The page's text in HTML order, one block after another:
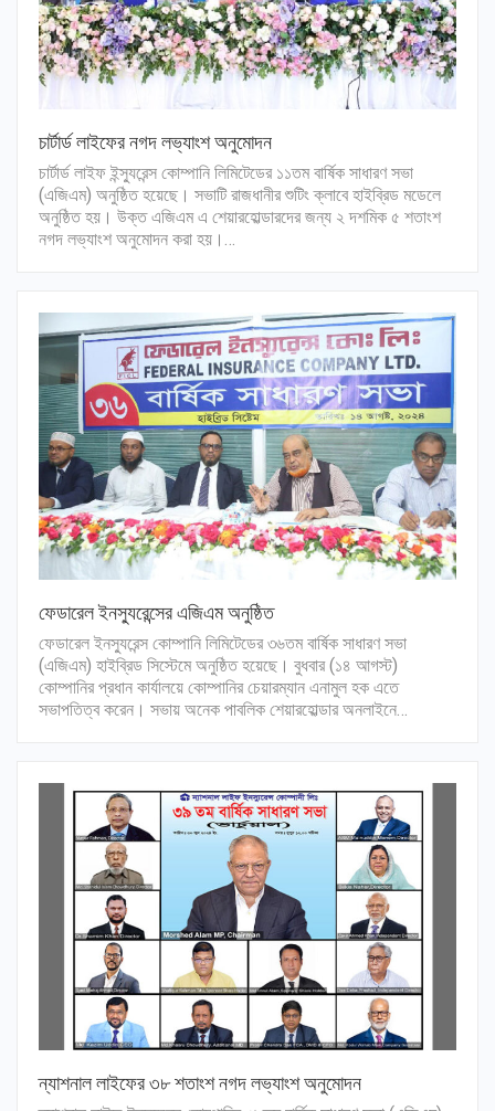
চার্টার্ড লাইফের নগদ লভ্যাংশ অনুমোদন
চার্টার্ড লাইফ ইন্স্যুরেন্স কোম্পানি লিমিটেডের ১১তম বার্ষিক সাধারণ সভা
(এজিএম) অনুষ্ঠিত হয়েছে। সভাটি রাজধানীর শুটিং ক্লাবে হাইব্রিড মডেলে
অনুষ্ঠিত হয়। উক্ত এজিএম এ শেয়ারহোল্ডারদের জন্য ২ দশমিক ৫ শতাংশ
নগদ লভ্যাংশ অনুমোদন করা হয়।…
ফেডারেল ইনস্যুরেন্সের এজিএম অনুষ্ঠিত
ফেডারেল ইনস্যুরেন্স কোম্পানি লিমিটেডের ৩৬তম বার্ষিক সাধারণ সভা
(এজিএম) হাইব্রিড সিস্টেমে অনুষ্ঠিত হয়েছে। বুধবার (১৪ আগস্ট)
কোম্পানির প্রধান কার্যালয়ে কোম্পানির চেয়ারম্যান এনামুল হক এতে
সভাপতিত্ব করেন। সভায় অনেক পাবলিক শেয়ারহোল্ডার অনলাইনে…
ন্যাশনাল লাইফের ৩৮ শতাংশ নগদ লভ্যাংশ অনুমোদন